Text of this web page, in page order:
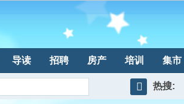
导读 招聘 房产 培训 集市
热搜: